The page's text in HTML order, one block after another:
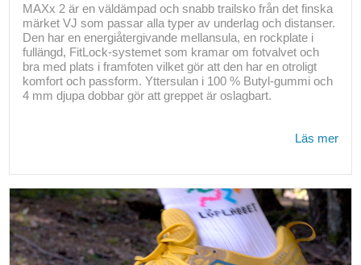
MAXx 2 är en väldämpad och snabb trailsko från det finska
märket VJ som passar alla typer av underlag och distanser.
Den har en energiåtergivande mellansula, en rockplate i
fullängd, FitLock-systemet som kramar om fotvalvet och
bra med plats i framfoten vilket gör att den har en otroligt
komfort och passform. Yttersulan i 100 % Butyl-gummi och
4 mm djupa dobbar gör att greppet är oslagbart.
Läs mer